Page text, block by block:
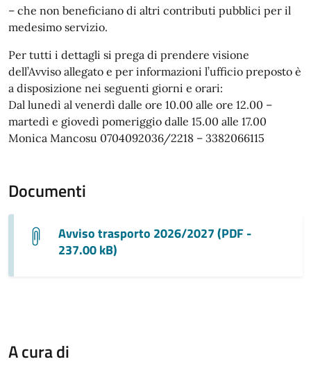
– che non beneficiano di altri contributi pubblici per il
medesimo servizio.
Per tutti i dettagli si prega di prendere visione
dell’Avviso allegato e per informazioni l’ufficio preposto è
a disposizione nei seguenti giorni e orari:
Dal lunedì al venerdì dalle ore 10.00 alle ore 12.00 –
martedì e giovedì pomeriggio dalle 15.00 alle 17.00
Monica Mancosu 0704092036/2218 – 3382066115
Documenti
Avviso trasporto 2026/2027 (PDF -
237.00 kB)
A cura di